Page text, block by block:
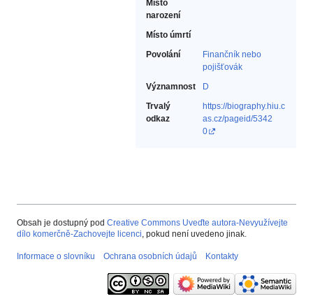
Místo
narození
Místo úmrtí
Povolání
Finančník nebo
pojišťovák‎
Významnost
D
Trvalý
odkaz
https://biography.hiu.c
as.cz/pageid/5342
0
Obsah je dostupný pod Creative Commons Uveďte autora-Nevyužívejte
dílo komerčně-Zachovejte licenci, pokud není uvedeno jinak.
Informace o slovníku Ochrana osobních údajů Kontakty